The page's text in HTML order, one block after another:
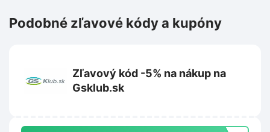
Podobné zľavové kódy a kupóny
Zľavový kód -5% na nákup na
Gsklub.sk